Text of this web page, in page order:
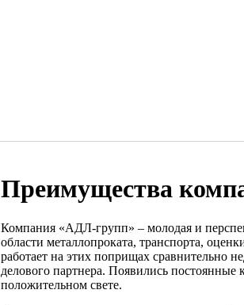
Преимущества
Компания «АДЛ-групп» – молодая и
области металлопроката, транспорта,
работает на этих поприщах сравнительно
делового партнера. Появились
положительном свете.